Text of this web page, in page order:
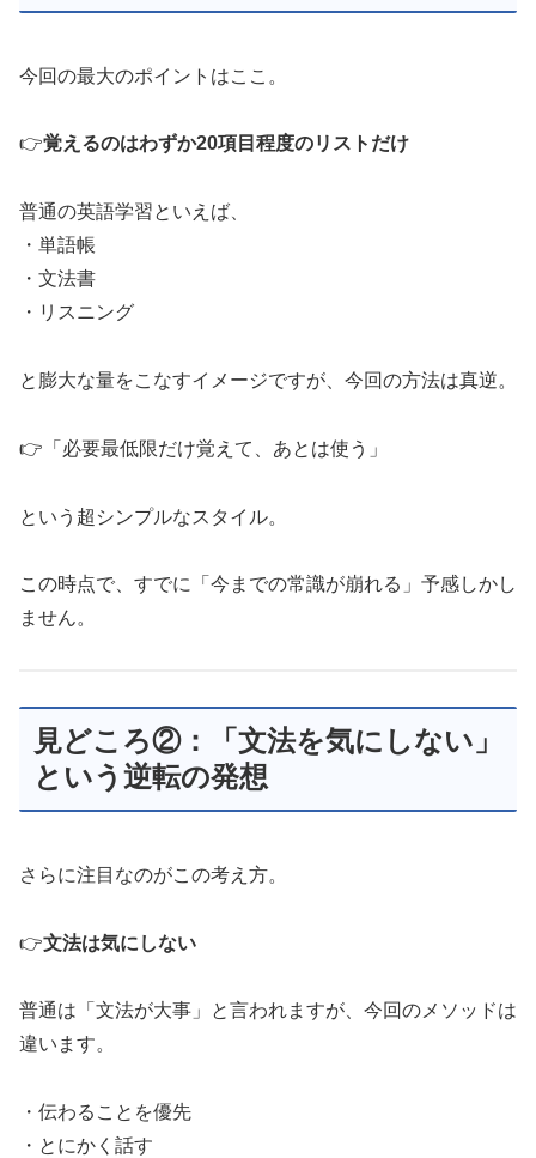
今回の最大のポイントはここ。
👉覚えるのはわずか20項目程度のリストだけ
普通の英語学習といえば、
・単語帳
・文法書
・リスニング
と膨大な量をこなすイメージですが、今回の方法は真逆。
👉「必要最低限だけ覚えて、あとは使う」
という超シンプルなスタイル。
この時点で、すでに「今までの常識が崩れる」予感しかし
ません。
見どころ②：「文法を気にしない」
という逆転の発想
さらに注目なのがこの考え方。
👉文法は気にしない
普通は「文法が大事」と言われますが、今回のメソッドは
違います。
・伝わることを優先
・とにかく話す